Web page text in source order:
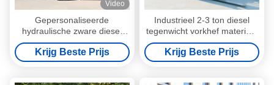
Video
Gepersonaliseerde
hydraulische zware diesel
vorkheftruck 3-4 meter lang
Krijg Beste Prijs
Industrieel 2-3 ton diesel
tegenwicht vorkhef materiaal
verwerking
Krijg Beste Prijs